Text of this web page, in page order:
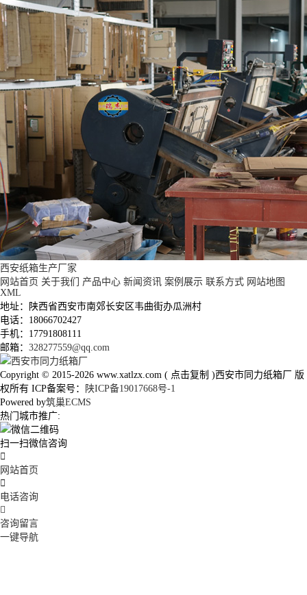
西安纸箱生产厂家
网站首页 关于我们 产品中心 新闻资讯 案例展示 联系方式 网站地图
XML
地址：陕西省西安市南郊长安区韦曲街办瓜洲村
电话：18066702427
手机：17791808111
邮箱： 328277559@qq.com
Copyright © 2015-2026 www.xatlzx.com ( 点击复制 )西安市同力纸箱厂 版
权所有 ICP备案号：
陕ICP备19017668号-1
Powered by筑巢ECMS
热门城市推广:
扫一扫微信咨询

网站首页

电话咨询

咨询留言
一键导航